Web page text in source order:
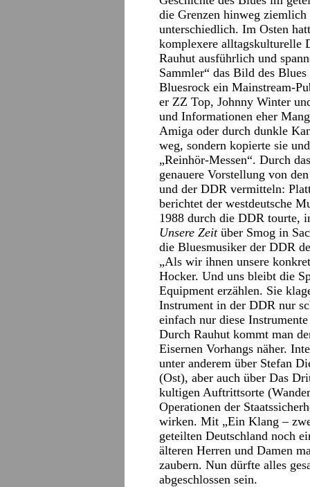
die Grenzen hinweg
unterschiedlich. Im Osten
komplexere alltagskulturelle
Rauhut ausführlich und
Sammler“ das Bild des
Bluesrock ein Mainstream-
er ZZ Top, Johnny Winter
und Informationen eher
Amiga oder durch dunkle
weg, sondern kopierte sie
„Reinhör-Messen“. Durch
genauere Vorstellung von
und der DDR vermitteln:
berichtet der westdeutsche
1988 durch die DDR tourte,
Unsere Zeitüber Smog in
die Bluesmusiker der DDR
„Als wir ihnen unsere
Hocker. Und uns bleibt die
Equipment erzählen. Sie
Instrument in der DDR nur
einfach nur diese
Durch Rauhut kommt man
Eisernen Vorhangs näher.
unter anderem über Stefan
(Ost), aber auch über Das
kultigen Auftrittsorte
Operationen der
wirken. Mit „Ein Klang –
geteilten Deutschland noch
älteren Herren und Damen
zaubern. Nun dürfte alles
abgeschlossen sein.